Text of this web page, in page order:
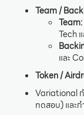
Team /
Team:
Tech
และ
Token /
Variational
ทดสอบ) และ